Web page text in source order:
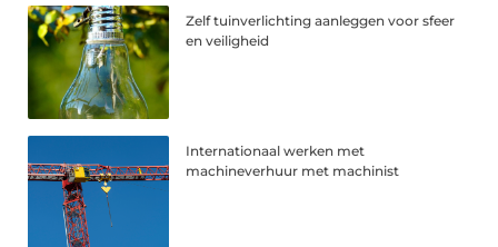
Zelf tuinverlichting aanleggen voor sfeer
en veiligheid
Internationaal werken met
machineverhuur met machinist